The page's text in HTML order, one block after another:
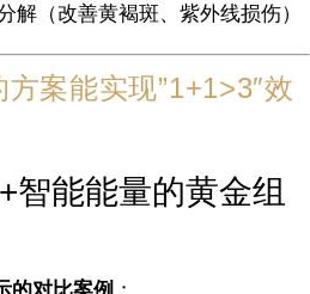
解（改善黄褐斑、紫外线损伤）
案能实现”1+1>3″效
智能能量的黄金组